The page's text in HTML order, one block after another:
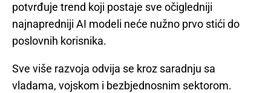
potvrđuje trend koji postaje sve očigledniji
najnapredniji AI modeli neće nužno prvo stići do
poslovnih korisnika.
Sve više razvoja odvija se kroz saradnju sa
vladama, vojskom i bezbjednosnim sektorom.